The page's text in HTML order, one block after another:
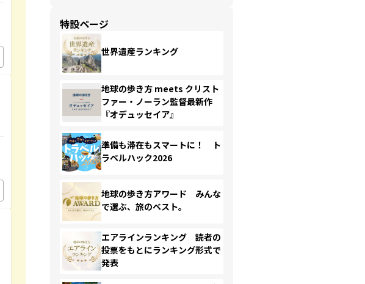
特設ページ
世界遺産ランキング
地球の歩き方 meets クリスト
ファー・ノーラン監督最新作
『オデュッセイア』
準備も滞在もスマートに！ ト
ラベルハック2026
地球の歩き方アワード みんな
で選ぶ、旅のベスト。
エアラインランキング 読者の
投票をもとにランキング形式で
発表